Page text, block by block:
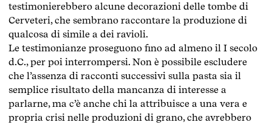
testimonierebbero alcune decorazioni delle tombe di
Cerveteri, che sembrano raccontare la produzione di
qualcosa di simile a dei ravioli.
Le testimonianze proseguono fino ad almeno il I secolo
d.C., per poi interrompersi. Non è possibile escludere
che l’assenza di racconti successivi sulla pasta sia il
semplice risultato della mancanza di interesse a
parlarne, ma c’è anche chi la attribuisce a una vera e
propria crisi nelle produzioni di grano, che avrebbero